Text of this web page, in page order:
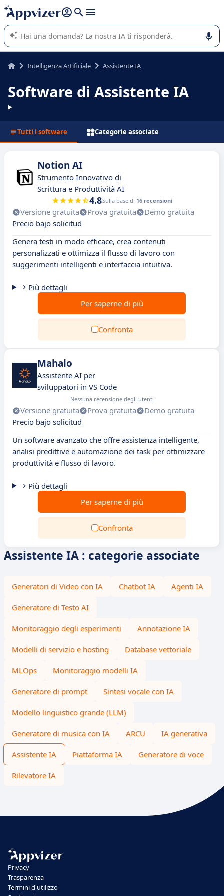
righe con
shift + enter
L'IA di Appvizer vi guida nell'utilizzo o nella scelta di un
software SaaS per la vostra azienda.
Intelligenza Artificiale Assistente IA
Software di Assistente IA
Tutti i software Categorie associate
Notion AI
Strumento Innovativo di
Scrittura e Produttività AI
4.8Sulla base di 16 recensioni
Versione gratuita Prova gratuita
Demo gratuita
Precio bajo solicitud
Genera testi in modo efficace, crea contenuti
personalizzati e ottimizza il flusso di lavoro con
suggerimenti intelligenti e interfaccia intuitiva.
Più dettagli
Per saperne di più
Confronta
Mahalo
Assistente AI per
sviluppatori in VS Code
Nessuna recensione degli utenti
Versione gratuita Prova gratuita
Demo gratuita
Precio bajo solicitud
Un software avanzato che offre assistenza intelligente,
analisi predittive e automazione dei task per ottimizzare
produttività e flusso di lavoro.
Più dettagli
Per saperne di più
Confronta
Assistente IA : categorie associate
Generatori di Video con IA Chatbot IA Agenti IA
Generatore di Testo AI
Monitoraggio degli esperimenti Annotazione IA
Modelli di servizio e hosting Database vettoriale
MLOps Monitoraggio modelli IA
Generatore di prompt Sintesi vocale con IA
Modello linguistico grande (LLM)
Generatore di musica con IA ARCU IA generativa
Assistente IA Piattaforma IA Generatore di voce
Rilevatore IA
Privacy
Trasparenza
Termini d'utilizzo